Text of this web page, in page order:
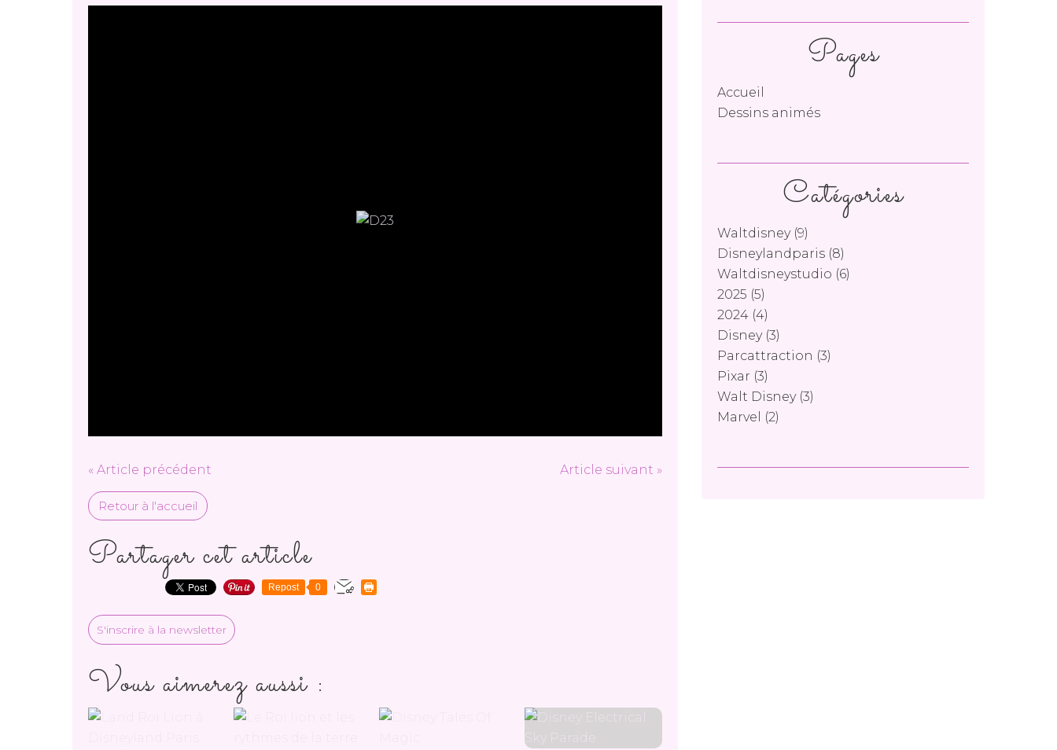
« Article précédent Article suivant »
Retour à l'accueil
Partager cet article
Repost 0
S'inscrire à la newsletter
Vous aimerez aussi :
Catégories
Waltdisney(9)
Disneylandparis (8)
Waltdisneystudio (6)
2025 (5)
2024 (4)
Disney(3)
Parcattraction (3)
Pixar (3)
Walt Disney(3)
Marvel
(2)
Pages
Accueil
Dessins animés